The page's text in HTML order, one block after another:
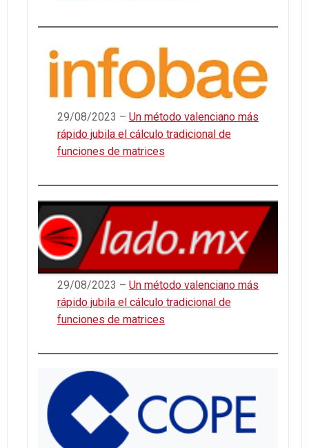
29/08/2023 – Un método valenciano más
rápido jubila el cálculo tradicional de
funciones de matrices
29/08/2023 – Un método valenciano más
rápido jubila el cálculo tradicional de
funciones de matrices